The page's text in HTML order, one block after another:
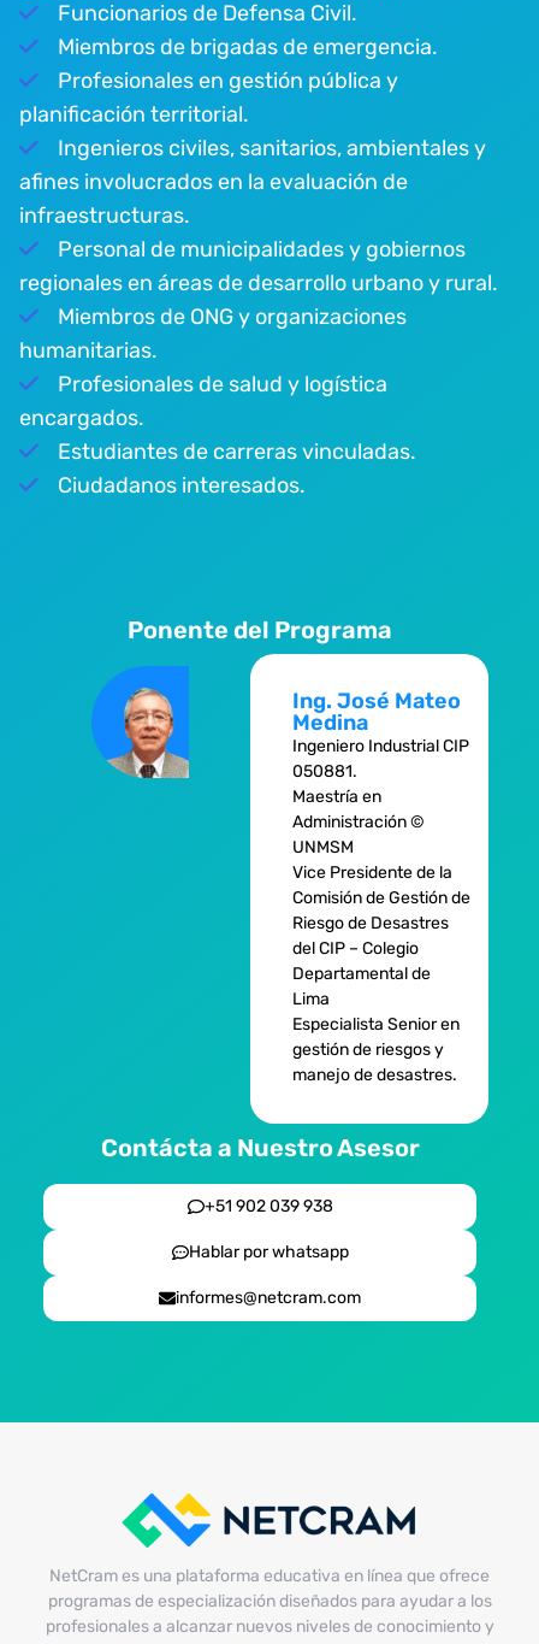
Ponente del Programa
Ing. José Mateo
Medina
Ingeniero Industrial CIP
050881.
Maestría en
Administración ©
UNMSM
Vice Presidente de la
Comisión de Gestión de
Riesgo de Desastres
del CIP – Colegio
Departamental de
Lima
Especialista Senior en
gestión de riesgos y
manejo de desastres.
Contácta a Nuestro Asesor
+51 902 039 938
Hablar por whatsapp
informes@netcram.com
Funcionarios de Defensa Civil.
Miembros de brigadas de emergencia.
Profesionales en gestión pública y
planificación territorial.
Ingenieros civiles, sanitarios, ambientales y
afines involucrados en la evaluación de
infraestructuras.
Personal de municipalidades y gobiernos
regionales en áreas de desarrollo urbano y rural.
Miembros de ONG y organizaciones
humanitarias.
Profesionales de salud y logística
encargados.
Estudiantes de carreras vinculadas.
Ciudadanos interesados.
NetCram es una plataforma educativa en línea que ofrece
programas de especialización diseñados para ayudar a los
profesionales a alcanzar nuevos niveles de conocimiento y